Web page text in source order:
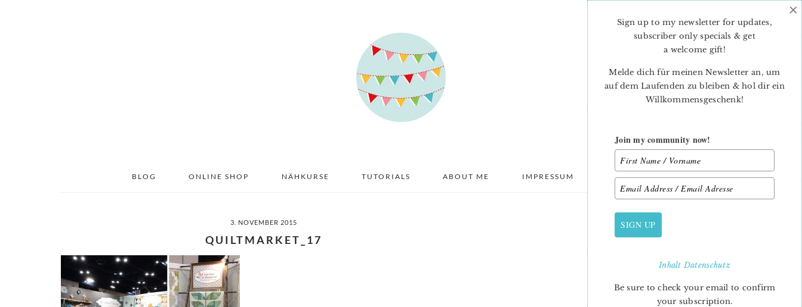
BLOG ONLINE SHOP NÄHKURSE TUTORIALS ABOUT ME IMPRESSUM DATENSCHUTZ
3. NOVEMBER 2015
QUILTMARKET_17
PRIMARY
SIDEBAR
Sign up to my newsletter for updates,
subscriber only specials & get
a welcome gift!
Melde dich für meinen Newsletter an, um
auf dem Laufenden zu bleiben & hol dir ein
Willkommensgeschenk!
Join my community now!
SIGN UP
InhaltDatenschutz
Be sure to check your email to confirm
your subscription.
×